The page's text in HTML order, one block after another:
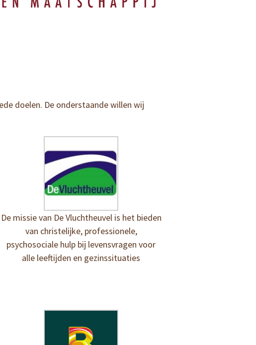
doelen. De onderstaande willen wij
De missie van De Vluchtheuvel is het bieden
van christelijke, professionele,
psychosociale hulp bij levensvragen voor
alle leeftijden en gezinssituaties